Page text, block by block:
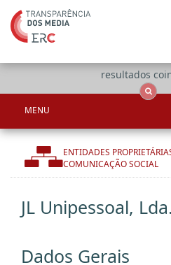
resultados
MENU
ENTIDADES
COMUNICAÇÃO SOCIAL
JL Unipessoal, Lda.
Dados Gerais